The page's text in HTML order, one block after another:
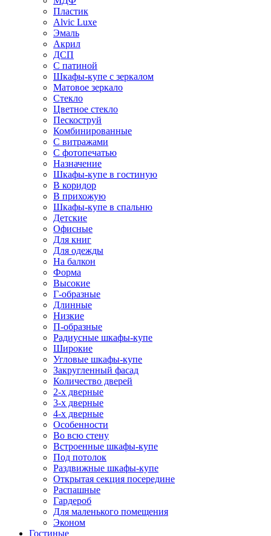
Пластик
Alvic Luxe
Эмаль
Акрил
ДСП
С патиной
Шкафы-купе с зеркалом
Матовое зеркало
Стекло
Цветное стекло
Пескоструй
Комбинированные
С витражами
С фотопечатью
Назначение
Шкафы-купе в гостиную
В коридор
В прихожую
Шкафы-купе в спальню
Детские
Офисные
Для книг
Для одежды
На балкон
Форма
Высокие
Г-образные
Длинные
Низкие
П-образные
Радиусные шкафы-купе
Широкие
Угловые шкафы-купе
Закругленный фасад
Количество дверей
2-х дверные
3-х дверные
4-х дверные
Особенности
Во всю стену
Встроенные шкафы-купе
Под потолок
Раздвижные шкафы-купе
Открытая секция посередине
Распашные
Гардероб
Для маленького помещения
Эконом
Гостиные